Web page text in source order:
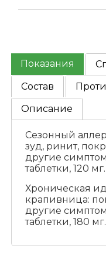
Показания
Состав
Описание
Сезонный
зуд, ринит,
другие
таблетки, 120 мг.
Хроническая
крапивница:
другие
таблетки, 180 мг.